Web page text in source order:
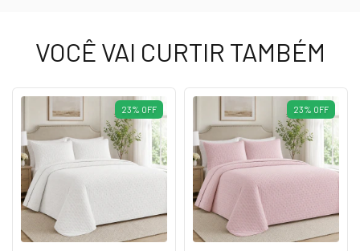
VOCÊ VAI CURTIR TAMBÉM
23% OFF 23% OFF